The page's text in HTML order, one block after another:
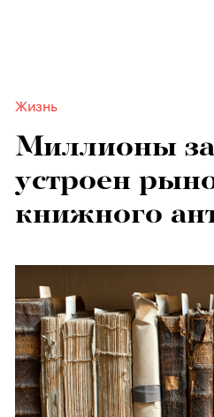
Жизнь
Миллионы
устроен
книжного